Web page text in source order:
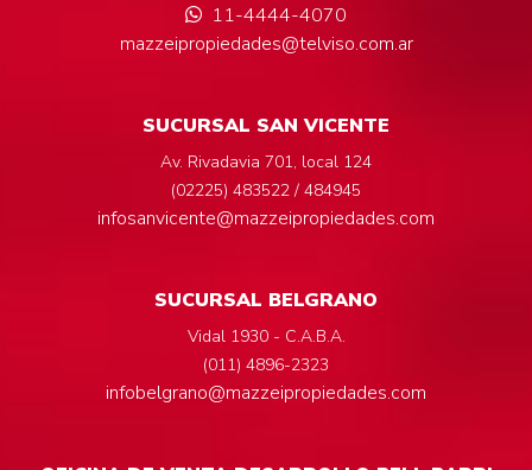
11-4444-4070
mazzeipropiedades@telviso.com.ar
SUCURSAL SAN VICENTE
Av. Rivadavia 701, local 124
(02225) 483522 / 484945
infosanvicente@mazzeipropiedades.com
SUCURSAL BELGRANO
Vidal 1930 - C.A.B.A.
(011) 4896-2323
infobelgrano@mazzeipropiedades.com